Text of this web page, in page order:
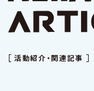
活動紹介・関連記事